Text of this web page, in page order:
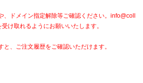
、ドメイン指定解除等ご確認ください。 info@coll
け取れるようにお願いいたします。
、ご注文履歴をご確認いただけます。